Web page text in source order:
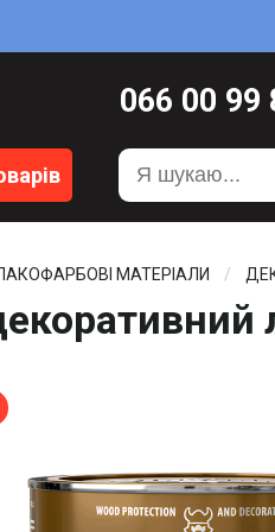
066 00 99
099 20 51
099 20 59
МАТЕРІАЛИ